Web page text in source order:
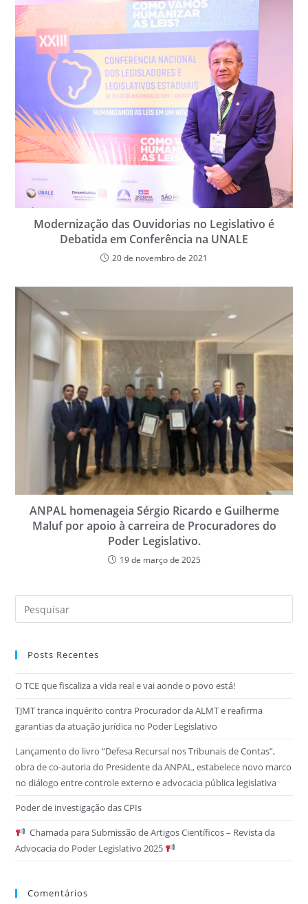
Modernização das Ouvidorias no Legislativo é
Debatida em Conferência na UNALE
20 de novembro de 2021
ANPAL homenageia Sérgio Ricardo e Guilherme
Maluf por apoio à carreira de Procuradores do
Poder Legislativo.
19 de março de 2025
Posts Recentes
O TCE que fiscaliza a vida real e vai aonde o povo está!
TJMT tranca inquérito contra Procurador da ALMT e reafirma
garantias da atuação jurídica no Poder Legislativo
Lançamento do livro “Defesa Recursal nos Tribunais de Contas”,
obra de co-autoria do Presidente da ANPAL, estabelece novo marco
no diálogo entre controle externo e advocacia pública legislativa
Poder de investigação das CPIs
Chamada para Submissão de Artigos Científicos – Revista da
Advocacia do Poder Legislativo 2025
Comentários